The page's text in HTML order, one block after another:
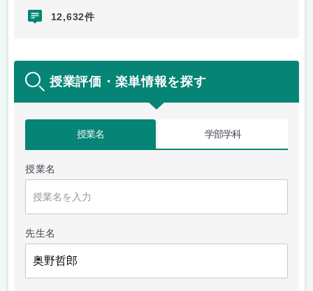
12,632件
授業評価・楽単情報を探す
授業名 学部学科
授業名
先生名